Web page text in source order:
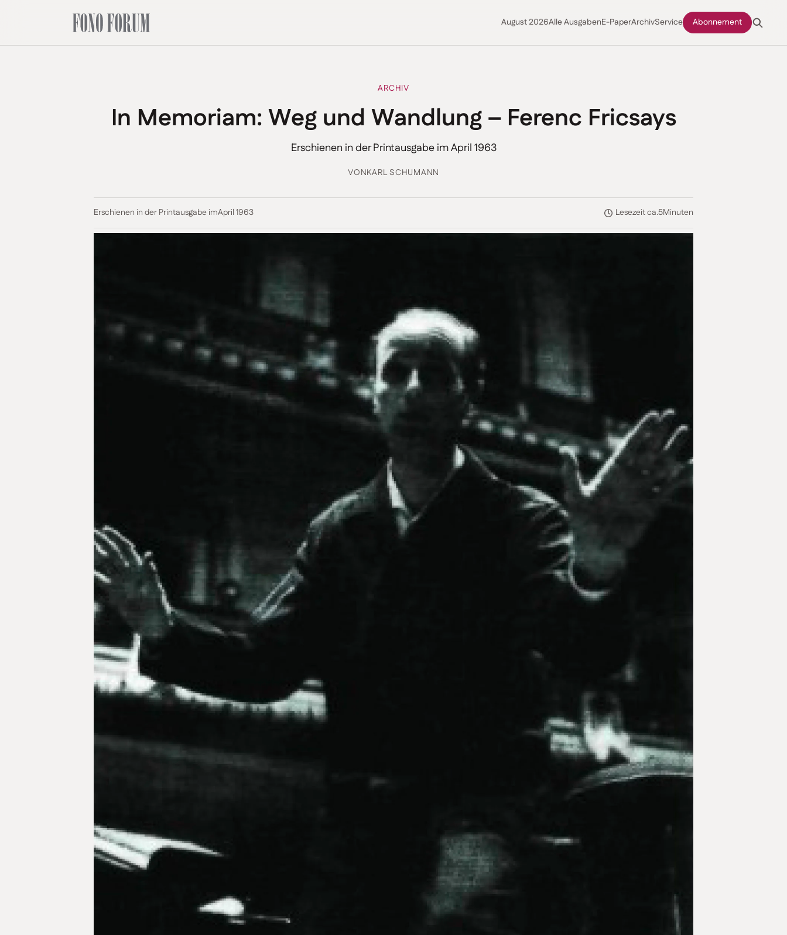
August 2026Alle AusgabenE-PaperArchivService Abonnement
ARCHIV
In Memoriam: Weg und Wandlung – Ferenc Fricsays
Erschienen in der Printausgabe im April 1963
VONKARL SCHUMANN
Erschienen in der Printausgabe imApril 1963 Lesezeit ca.5Minuten